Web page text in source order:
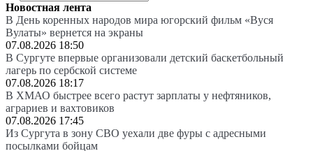
Новостная лента
В День коренных народов мира югорский фильм «Вуся
Вулаты» вернется на экраны
07.08.2026 18:50
В Сургуте впервые организовали детский баскетбольный
лагерь по сербской системе
07.08.2026 18:17
В ХМАО быстрее всего растут зарплаты у нефтяников,
аграриев и вахтовиков
07.08.2026 17:45
Из Сургута в зону СВО уехали две фуры с адресными
посылками бойцам